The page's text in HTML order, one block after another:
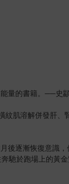
量的書籍。──史
紋肌溶解併發肝
後逐漸恢復意識
於跑場上的黃